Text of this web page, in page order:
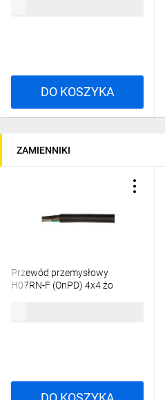
DO KOSZYKA
ZAMIENNIKI
Przewód przemysłowy
H07RN-F (OnPD) 4x4 żo